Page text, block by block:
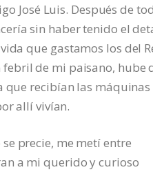
José Luis. Después de
sin haber tenido el
que gastamos los del
de mi paisano, hube
que recibían las
allí vivían.
precie, me metí entre
a mi querido y curioso